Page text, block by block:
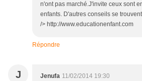
n'ont pas marché.J'invite ceux sont
enfants. D'autres conseils se
/> http://www.educationenfant.com
Répondre
J Jenufa 11/02/2014 19:30